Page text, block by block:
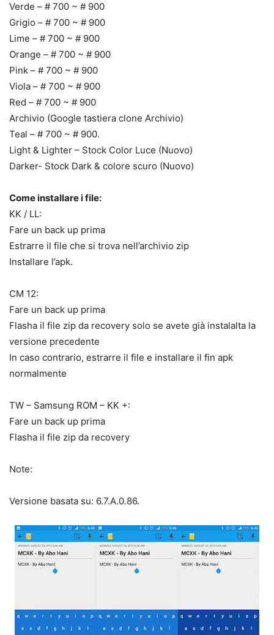
Verde – # 700 ~ # 900
Grigio – # 700 ~ # 900
Lime – # 700 ~ # 900
Orange – # 700 ~ # 900
Pink – # 700 ~ # 900
Viola – # 700 ~ # 900
Red – # 700 ~ # 900
Archivio (Google tastiera clone Archivio)
Teal – # 700 ~ # 900.
Light & Lighter – Stock Color Luce (Nuovo)
Darker- Stock Dark & ​​colore scuro (Nuovo)
Come installare i file:
KK / LL:
Fare un back up prima
Estrarre il file che si trova nell’archivio zip
Installare l’apk.
CM 12:
Fare un back up prima
Flasha il file zip da recovery solo se avete già instalalta la
versione precedente
In caso contrario, estrarre il file e installare il fin apk
normalmente
TW – Samsung ROM – KK +:
Fare un back up prima
Flasha il file zip da recovery
Note:
Versione basata su: 6.7.A.0.86.